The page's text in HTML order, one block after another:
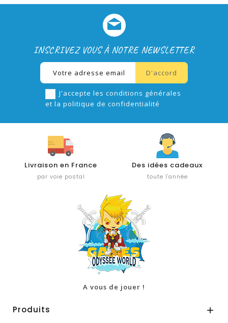
INSCRIVEZ VOUS À NOTRE NEWSLETTER
J'accepte les conditions générales
et la politique de confidentialité
Livraison en France
par voie postal
Des idées cadeaux
toute l'année
A vous de jouer !
Produits 